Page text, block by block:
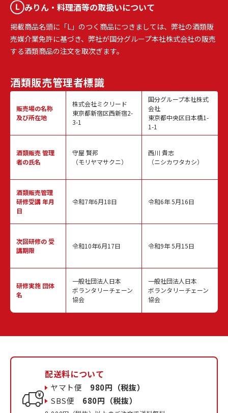
みりん・料理酒等の取扱いについて
掲載商品名頭に「L」のつく商品につきましては、弊社の酒類販
売媒介業免許に基づき、弊社が国分グループ本社株式会社の販売
する酒類商品の注文を取次ぎます。
酒類販売管理者標識
販売場の名称
及び所在地
酒類販売管理
者の氏名
酒類販売管理
研修受講 年月
日
次回研修の受
講期限
研修実施 団体
名
株式会社ミクリード
東京都新宿区西新宿2-
3-1
守屋 賢邦
（モリヤマサクニ）
令和7年6月18日
令和10年6月17日
一般社団法人日本
ボランタリーチェーン
協会
国分グループ本社株式
会社
東京都中央区日本橋1-
1-1
西川 貴志
（ニシカワタカシ）
令和6年 5月16日
令和9年 5月15日
一般社団法人日本
ボランタリーチェーン
協会
配送料について
ヤマト便 980円（税抜）
SBS便 680円（税抜）